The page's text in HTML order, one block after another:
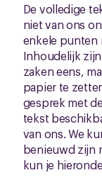
De volledige
niet van ons
enkele punten
Inhoudelijk
zaken eens,
papier te
gesprek met
tekst
van ons. We
benieuwd zijn
kun je